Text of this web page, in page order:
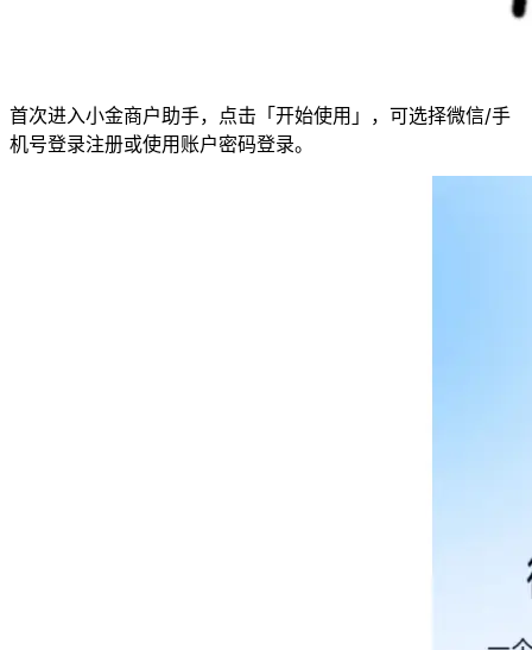
首次进入小金商户助手，点击「开始使用」，可选择微信/手
机号登录注册或使用账户密码登录。